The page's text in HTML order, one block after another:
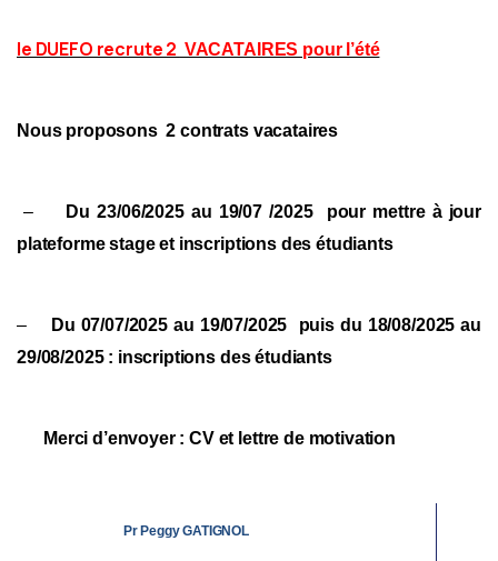
le DUEFO recrute 2 VACATAIRES pour l’été
Nous proposons 2 contrats vacataires
–
Du 23/06/2025 au 19/07 /2025 pour mettre à jour
plateforme stage et inscriptions des étudiants
–
Du 07/07/2025 au 19/07/2025 puis du 18/08/2025 au
29/08/2025 : inscriptions des étudiants
Merci d’envoyer : CV et lettre de motivation
Pr Peggy GATIGNOL